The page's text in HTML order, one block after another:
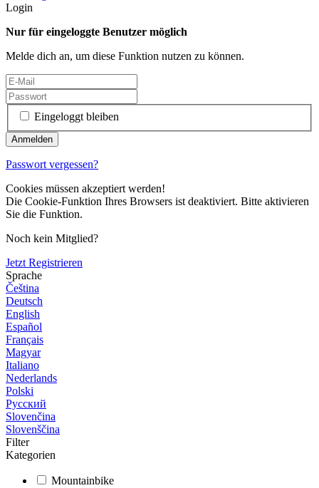
Login
Nur für eingeloggte Benutzer möglich
Melde dich an, um diese Funktion nutzen zu können.
Eingeloggt bleiben
Passwort vergessen?
Cookies müssen akzeptiert werden!
Die Cookie-Funktion Ihres Browsers ist deaktiviert. Bitte aktivieren
Sie die Funktion.
Noch kein Mitglied?
Jetzt Registrieren
Sprache
Čeština
Deutsch
English
Español
Français
Magyar
Italiano
Nederlands
Polski
Русский
Slovenčina
Slovenščina
Filter
Kategorien
Mountainbike